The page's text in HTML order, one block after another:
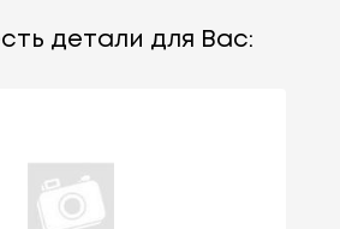
детали для Вас: